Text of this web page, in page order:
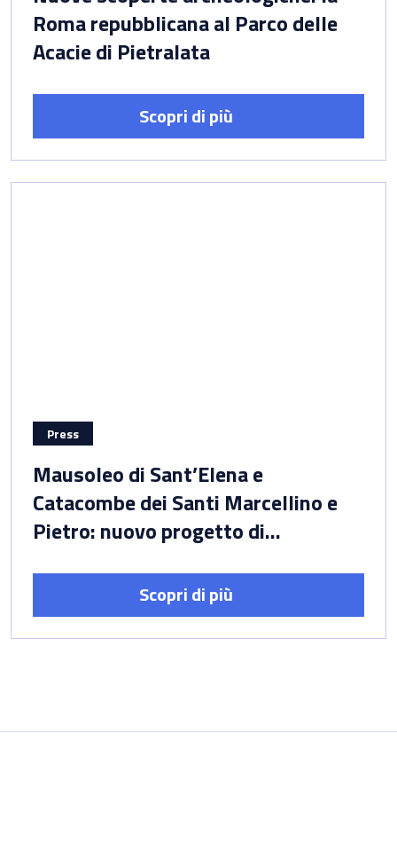
Roma repubblicana al Parco delle
Acacie di Pietralata
Scopri di più
Press
Mausoleo di Sant’Elena e
Catacombe dei Santi Marcellino e
Pietro: nuovo progetto di
Scopri di più